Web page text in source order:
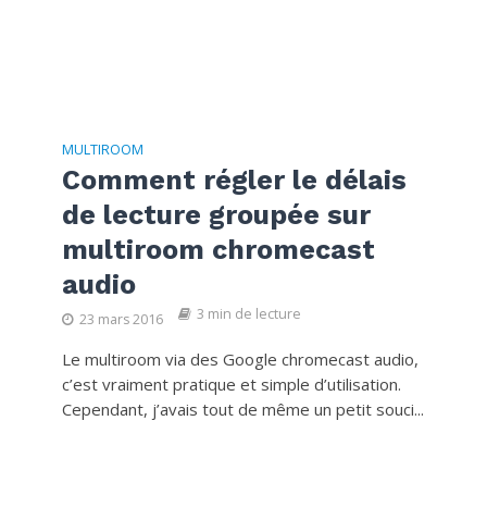
MULTIROOM
Comment régler le délais
de lecture groupée sur
multiroom chromecast
audio
23 mars 2016 3 min de lecture
Le multiroom via des Google chromecast audio,
c’est vraiment pratique et simple d’utilisation.
Cependant, j’avais tout de même un petit souci...